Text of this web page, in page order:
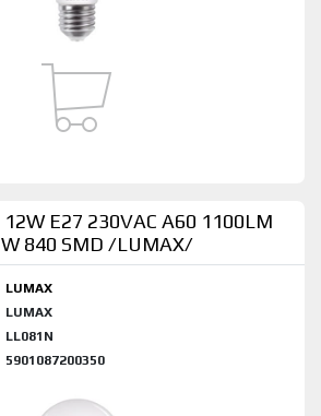
E27 230VAC A60 1100LM
840 SMD /LUMAX/
LUMAX
LUMAX
LL081N
5901087200350